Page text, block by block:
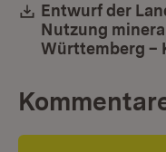
Download:
Entwurf der
Nutzung
Württemberg –